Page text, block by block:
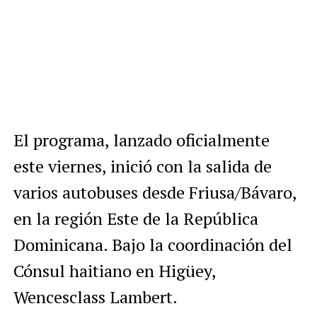
El programa, lanzado oficialmente
este viernes, inició con la salida de
varios autobuses desde Friusa/Bávaro,
en la región Este de la República
Dominicana. Bajo la coordinación del
Cónsul haitiano en Higüey,
Wencesclass Lambert.